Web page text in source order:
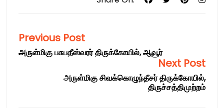
Previous Post
அருள்மிகு பசுபதீஸ்வரர் திருக்கோயில், ஆவூர்
Next Post
அருள்மிகு சிவக்கொழுந்தீசர் திருக்கோயில்,
திருச்சத்திமுற்றம்